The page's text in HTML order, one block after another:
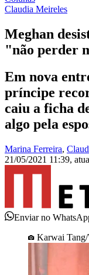
Claudia Meireles
Meghan
"não perder
Em nova
príncipe
caiu a ficha
algo pela
Marina Ferreira,
21/05/2021 11:39,
Enviar no
Karwai